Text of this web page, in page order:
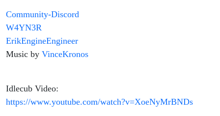
Community-Discord
W4YN3R
ErikEngineEngineer
Music by VinceKronos
Idlecub Video:
https://www.youtube.com/watch?v=XoeNyMrBNDs